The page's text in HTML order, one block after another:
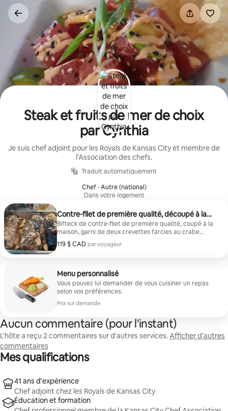
Aller
directement
contenu
Steak et fruits de mer de choix
par Cynthia
Je suis chef adjoint pour les Royals de Kansas City et membre de
l'Association des chefs.
Traduit automatiquement
Chef · Autre (national)
Dans votre logement
Contre-filet de première qualité, découpé à la
maison
Bifteck de contre-filet de première qualité, coupé à la
maison, garni de deux crevettes farcies au crabe
géant, servi avec des pommes de terre rouges rôties,
des légumes de saison grillés et une tarte au citron
119 $ CAD par voyageur
119 $ CAD par voyageur
Menu personnalisé
Vous pouvez lui demander de vous cuisiner un repas
selon vos préférences.
Prix sur demande
Aucun commentaire (pour l'instant)
L'hôte a reçu 2 commentaires sur d'autres services.Afficher d'autres
commentaires
Mes qualifications
41 ans d'expérience
Chef adjoint chez les Royals de Kansas City
Éducation et formation